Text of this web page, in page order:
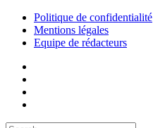
Politique de confidentialité
Mentions légales
Equipe de rédacteurs